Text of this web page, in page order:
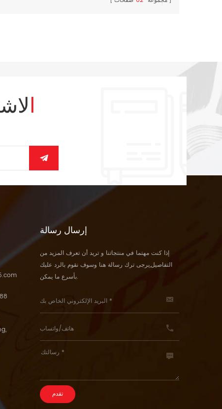
إرسال رسالة
إذا كنت مهتما في منتجاتنا و تريد أن تعرف المزيد من
التفاصيل,يرجى ترك رسالة هنا وسوف نقوم بالرد عليك
بأسرع ما يمكن.